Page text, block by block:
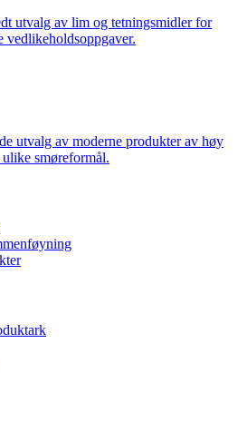
utvalg av lim og tetningsmidler for
vedlikeholdsoppgaver.
utvalg av moderne produkter av høy
smøreformål.